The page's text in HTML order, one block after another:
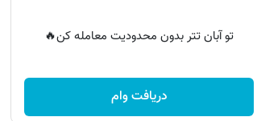
تو آبان تتر بدون محدودیت معامله کن🔥
دریافت وام
روزنامه‌های اقتصادی پنج‌شنبه ۱۵ مرداد ۱۴۰۵